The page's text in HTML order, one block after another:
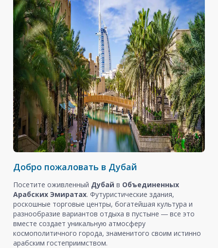
Добро пожаловать в Дубай
Посетите оживленный Дубай в Объединенных
Арабских Эмиратах. Футуристические здания,
роскошные торговые центры, богатейшая культура и
разнообразие вариантов отдыха в пустыне ― все это
вместе создает уникальную атмосферу
космополитичного города, знаменитого своим истинно
арабским гостеприимством.